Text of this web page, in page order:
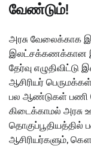
வேண்டும்!
அரசு வேலைக்காக
இலட்சக்கணக்கான
தேர்வு
ஆசிரியர்
பல ஆண்டுகள் பணி
கிடைக்காமல் அரசு
தொகுப்பூதியத்தில்
ஆசிரியர்களும்,